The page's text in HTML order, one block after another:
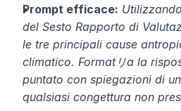
Prompt efficace:
del Sesto Rapporto di
le tre principali cause
climatico. Formatリa la
puntato con spiegazioni di
qualsiasi congettura non